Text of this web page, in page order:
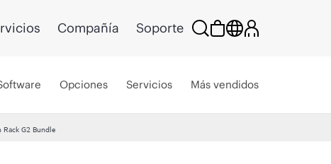
Compañía Soporte
Opciones Servicios Más vendidos
G2 Bundle